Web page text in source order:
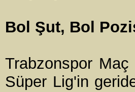
Bol Şut, Bol
Trabzonspor
Süper Lig'in